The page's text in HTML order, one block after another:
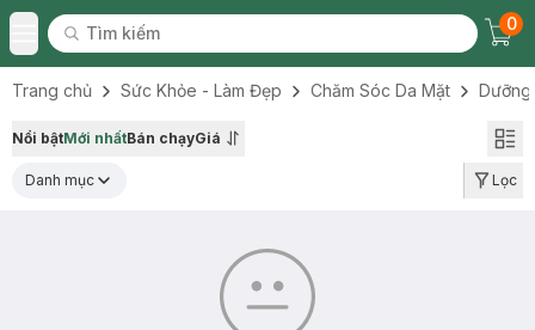
Toggle Menu
Tìm kiếm
Tìm kiếm
0
Trang chủ Sức Khỏe - Làm Đẹp Chăm Sóc Da Mặt Dưỡng
Nổi bậtMới nhấtBán chạyGiá
Danh mục Lọc